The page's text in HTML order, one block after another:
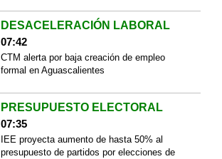
DESACELERACIÓN LABORAL
07:42
CTM alerta por baja creación de empleo
formal en Aguascalientes
PRESUPUESTO ELECTORAL
07:35
IEE proyecta aumento de hasta 50% al
presupuesto de partidos por elecciones de